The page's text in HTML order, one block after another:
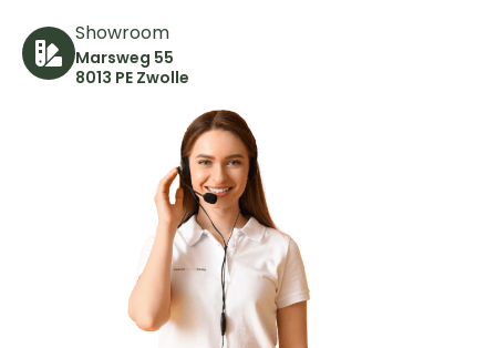
Showroom
Marsweg 55
8013 PE Zwolle